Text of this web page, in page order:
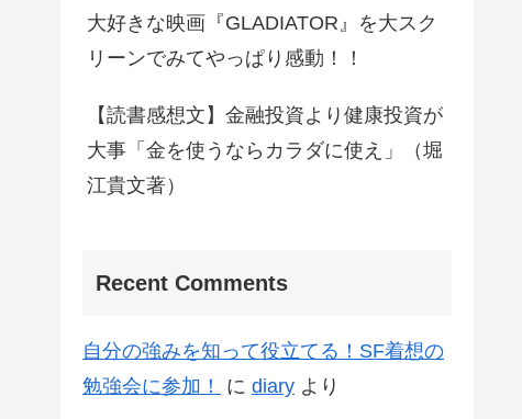
大好きな映画『GLADIATOR』を大スク
リーンでみてやっぱり感動！！
【読書感想文】金融投資より健康投資が
大事「金を使うならカラダに使え」（堀
江貴文著）
Recent Comments
自分の強みを知って役立てる！SF着想の
勉強会に参加！
に diary より